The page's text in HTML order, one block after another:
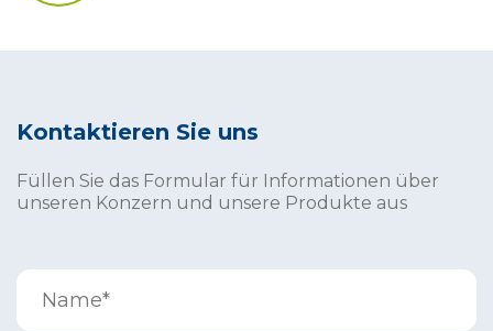
Kontaktieren Sie uns
Füllen Sie das Formular für Informationen über
unseren Konzern und unsere Produkte aus